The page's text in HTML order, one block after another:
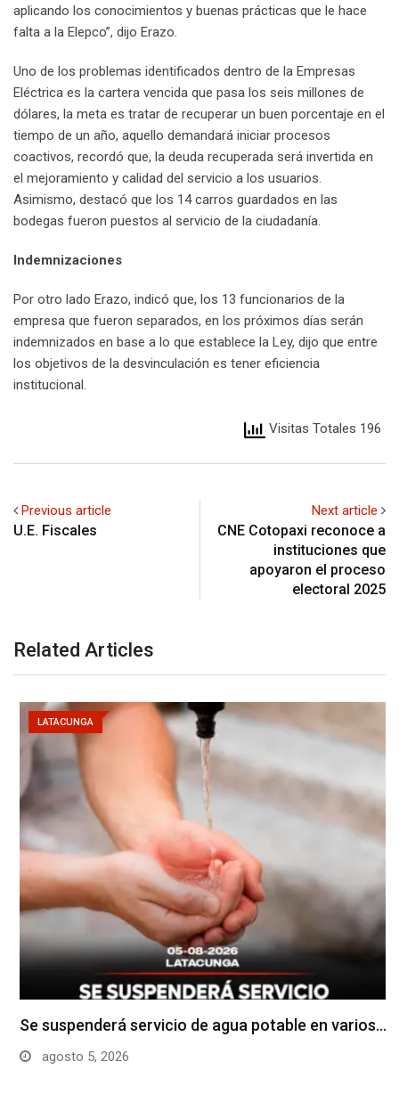
aplicando los conocimientos y buenas prácticas que le hace
falta a la Elepco”, dijo Erazo.
Uno de los problemas identificados dentro de la Empresas
Eléctrica es la cartera vencida que pasa los seis millones de
dólares, la meta es tratar de recuperar un buen porcentaje en el
tiempo de un año, aquello demandará iniciar procesos
coactivos, recordó que, la deuda recuperada será invertida en
el mejoramiento y calidad del servicio a los usuarios.
Asimismo, destacó que los 14 carros guardados en las
bodegas fueron puestos al servicio de la ciudadanía.
Indemnizaciones
Por otro lado Erazo, indicó que, los 13 funcionarios de la
empresa que fueron separados, en los próximos días serán
indemnizados en base a lo que establece la Ley, dijo que entre
los objetivos de la desvinculación es tener eficiencia
institucional.
Visitas Totales 196
Previous article
U.E. Fiscales
Next article
CNE Cotopaxi reconoce a
instituciones que
apoyaron el proceso
electoral 2025
Related Articles
LATACUNGA
Se suspenderá servicio de agua potable en varios…
agosto 5, 2026